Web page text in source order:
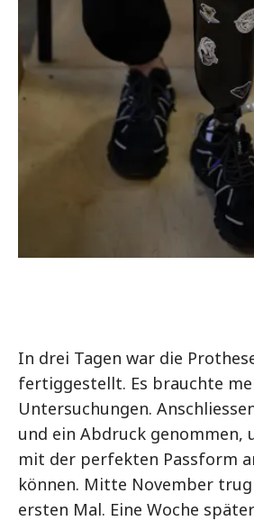
In drei Tagen war die
fertiggestellt. Es brauchte
Untersuchungen.
und ein Abdruck genommen,
mit der perfekten Passform
können. Mitte November trug
ersten Mal. Eine Woche